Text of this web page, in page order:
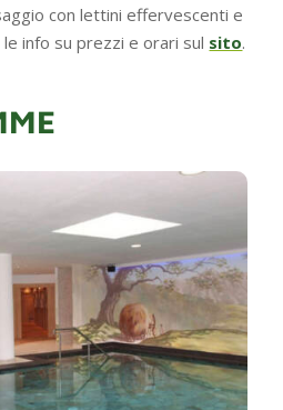
con lettini effervescenti e
info su prezzi e orari sul sito.